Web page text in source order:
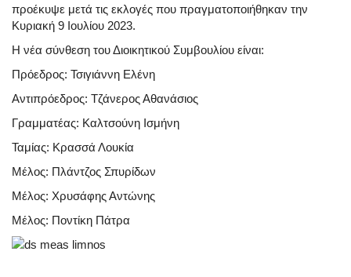
προέκυψε μετά τις εκλογές που πραγματοποιήθηκαν την
Κυριακή 9 Ιουλίου 2023.
Η νέα σύνθεση του Διοικητικού Συμβουλίου είναι:
Πρόεδρος: Τσιγιάννη Ελένη
Αντιπρόεδρος: Τζάνερος Αθανάσιος
Γραμματέας: Καλτσούνη Ισμήνη
Ταμίας: Κρασσά Λουκία
Μέλος: Πλάντζος Σπυρίδων
Μέλος: Χρυσάφης Αντώνης
Μέλος: Ποντίκη Πάτρα